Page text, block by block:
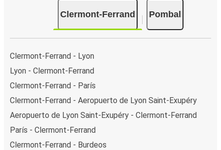
Clermont-Ferrand Pombal
Clermont-Ferrand - Lyon
Lyon - Clermont-Ferrand
Clermont-Ferrand - París
Clermont-Ferrand - Aeropuerto de Lyon Saint-Exupéry
Aeropuerto de Lyon Saint-Exupéry - Clermont-Ferrand
París - Clermont-Ferrand
Clermont-Ferrand - Burdeos